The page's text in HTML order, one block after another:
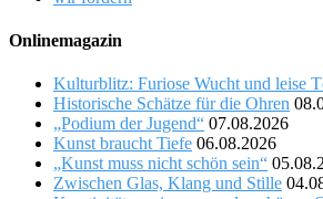
Onlinemagazin
Kulturblitz: Furiose Wucht und leise
Historische Schätze für die Ohren
„Podium der Jugend“ 07.08.2026
Kunst braucht Tiefe 06.08.2026
„Kunst muss nicht schön sein“
Zwischen Glas, Klang und Stille